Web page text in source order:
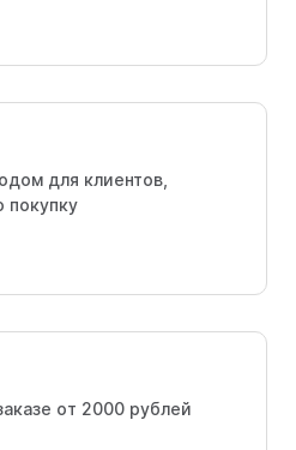
для клиентов,
от 2000 рублей